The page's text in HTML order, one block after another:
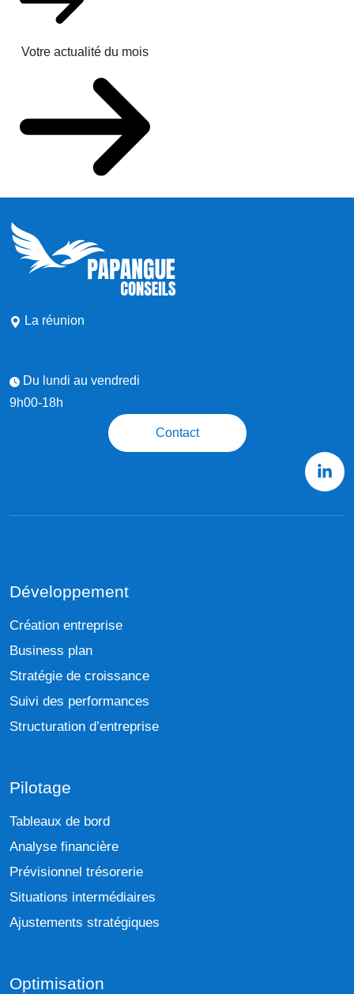
Votre actualité du mois
La réunion
Du lundi au vendredi
9h00-18h
Contact
Développement
Création entreprise
Business plan
Stratégie de croissance
Suivi des performances
Structuration d’entreprise
Pilotage
Tableaux de bord
Analyse financière
Prévisionnel trésorerie
Situations intermédiaires
Ajustements stratégiques
Optimisation